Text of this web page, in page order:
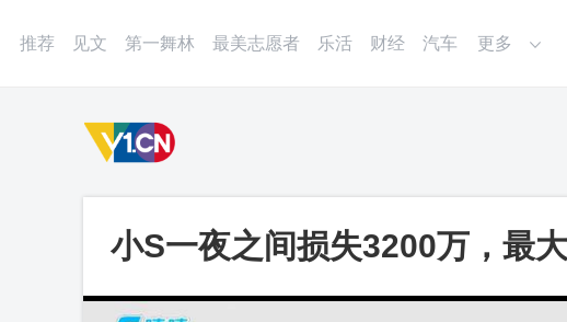
推荐 见文 第一舞林 最美志愿者 乐活 财经 汽车 更多
小S一夜之间损失3200万，最
怕受牵连_第一视频